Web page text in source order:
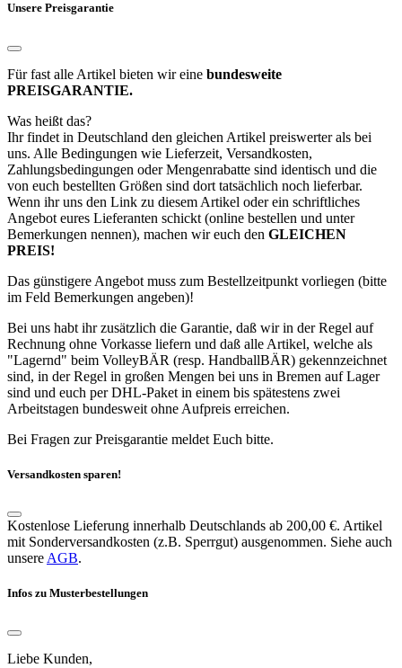
Unsere Preisgarantie
Für fast alle Artikel bieten wir eine bundesweite
PREISGARANTIE.
Was heißt das?
Ihr findet in Deutschland den gleichen Artikel preiswerter als bei
uns. Alle Bedingungen wie Lieferzeit, Versandkosten,
Zahlungsbedingungen oder Mengenrabatte sind identisch und die
von euch bestellten Größen sind dort tatsächlich noch lieferbar.
Wenn ihr uns den Link zu diesem Artikel oder ein schriftliches
Angebot eures Lieferanten schickt (online bestellen und unter
Bemerkungen nennen), machen wir euch den GLEICHEN
PREIS!
Das günstigere Angebot muss zum Bestellzeitpunkt vorliegen (bitte
im Feld Bemerkungen angeben)!
Bei uns habt ihr zusätzlich die Garantie, daß wir in der Regel auf
Rechnung ohne Vorkasse liefern und daß alle Artikel, welche als
"Lagernd" beim VolleyBÄR (resp. HandballBÄR) gekennzeichnet
sind, in der Regel in großen Mengen bei uns in Bremen auf Lager
sind und euch per DHL-Paket in einem bis spätestens zwei
Arbeitstagen bundesweit ohne Aufpreis erreichen.
Bei Fragen zur Preisgarantie meldet Euch bitte.
Versandkosten sparen!
Kostenlose Lieferung innerhalb Deutschlands ab 200,00 €. Artikel
mit Sonderversandkosten (z.B. Sperrgut) ausgenommen. Siehe auch
unsere AGB.
Infos zu Musterbestellungen
Liebe Kunden,